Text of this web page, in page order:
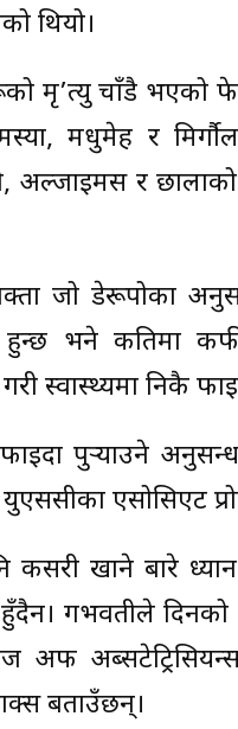
थियो।
मृ’त्यु चाँडै भएको
मधुमेह र
र
जो डेरूपोका
भने कतिमा कफी
स्वास्थ्यमा निकै
पुर्‍याउने
एसोसिएट
कसरी खाने बारे
गर्भवतीले
अब्सटेट्रिसियन्स
बताउँछन्।